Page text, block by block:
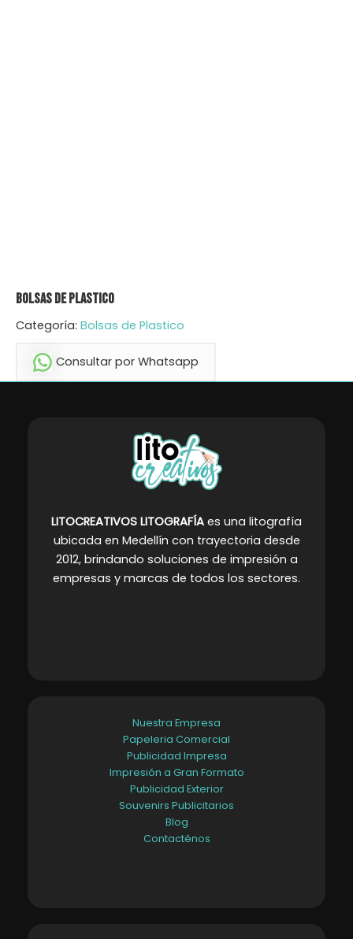
Bolsas de Plastico
Categoría: Bolsas de Plastico
Consultar por Whatsapp
LITOCREATIVOS LITOGRAFÍA es una litografía
ubicada en Medellín con trayectoria desde
2012, brindando soluciones de impresión a
empresas y marcas de todos los sectores.
Nuestra Empresa
Papeleria Comercial
Publicidad Impresa
Impresión a Gran Formato
Publicidad Exterior
Souvenirs Publicitarios
Blog
Contacténos